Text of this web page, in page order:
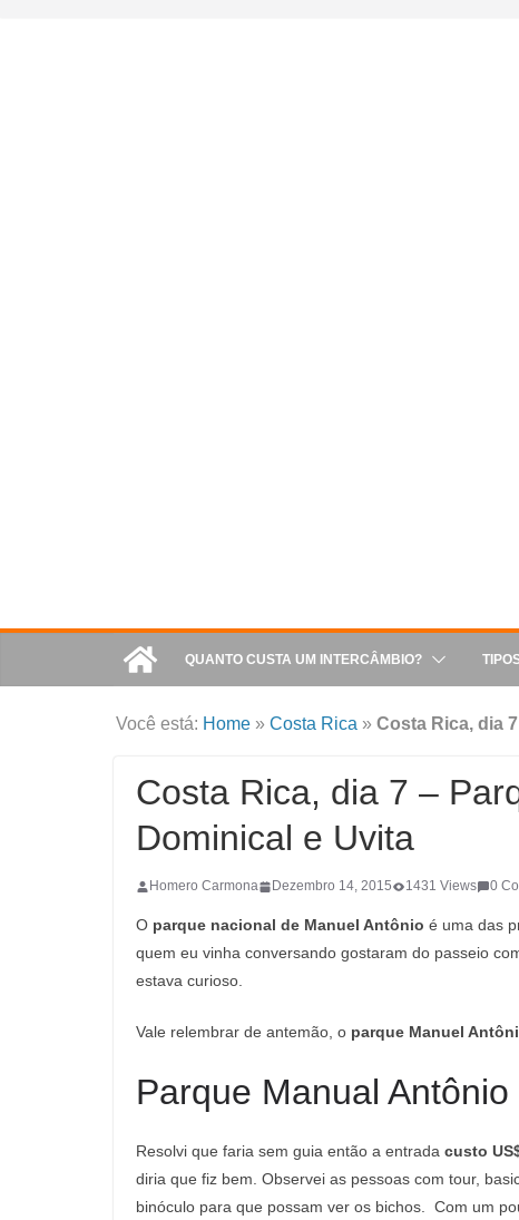
QUANTO CUSTA UM INTERCÂMBIO?
Você está: Home » Costa Rica » Costa Rica, dia
Costa Rica, dia 7 –
Dominical e Uvita
Homero Carmona Dezembro 14, 2015 1431 Views 0
O parque nacional de Manuel Antônio é uma das
quem eu vinha conversando gostaram do passeio
estava curioso.
Vale relembrar de antemão, o parque Manuel
Parque Manual Antônio
Resolvi que faria sem guia então a entrada custo
diria que fiz bem. Observei as pessoas com tour,
binóculo para que possam ver os bichos. Com um